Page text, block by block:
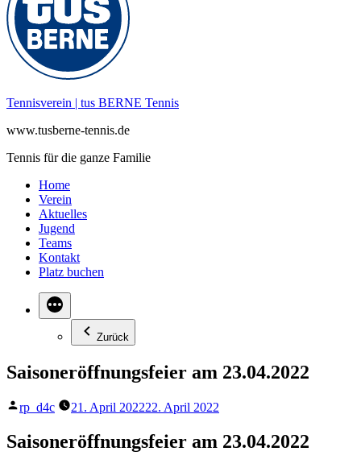
Tennisverein | tus BERNE Tennis
www.tusberne-tennis.de
Tennis für die ganze Familie
Home
Verein
Aktuelles
Jugend
Teams
Kontakt
Platz buchen
Zurück
Saisoneröffnungsfeier am 23.04.2022
Veröffentlicht
rp_d4c 21. April 202222. April 2022
Saisoneröffnungsfeier am 23.04.2022